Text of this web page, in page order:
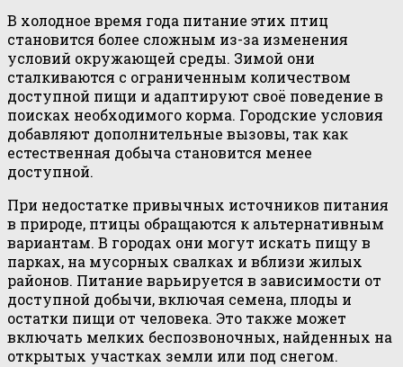
В холодное время года питание этих птиц
становится более сложным из-за изменения
условий окружающей среды. Зимой они
сталкиваются с ограниченным количеством
доступной пищи и адаптируют своё поведение в
поисках необходимого корма. Городские условия
добавляют дополнительные вызовы, так как
естественная добыча становится менее
доступной.
При недостатке привычных источников питания
в природе, птицы обращаются к альтернативным
вариантам. В городах они могут искать пищу в
парках, на мусорных свалках и вблизи жилых
районов. Питание варьируется в зависимости от
доступной добычи, включая семена, плоды и
остатки пищи от человека. Это также может
включать мелких беспозвоночных, найденных на
открытых участках земли или под снегом.